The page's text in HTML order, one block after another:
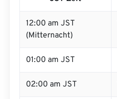
12:00 am JST
(Mitternacht)
01:00 am JST
02:00 am JST